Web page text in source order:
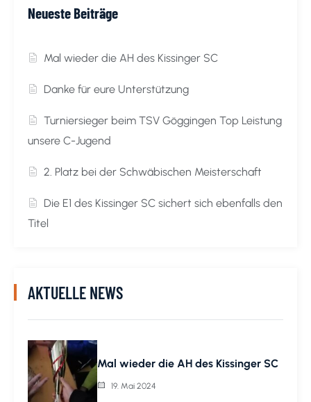
Neueste Beiträge
Mal wieder die AH des Kissinger SC
Danke für eure Unterstützung
Turniersieger beim TSV Göggingen Top Leistung
unsere C-Jugend
2. Platz bei der Schwäbischen Meisterschaft
Die E1 des Kissinger SC sichert sich ebenfalls den
Titel
AKTUELLE NEWS
Mal wieder die AH des Kissinger SC
19. Mai 2024